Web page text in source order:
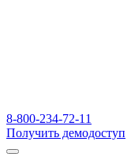
8-800-234-72-11
Получить демодоступ